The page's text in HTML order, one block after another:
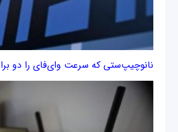
نانوچیپ‌ستی که سرعت وای‌فای را دو